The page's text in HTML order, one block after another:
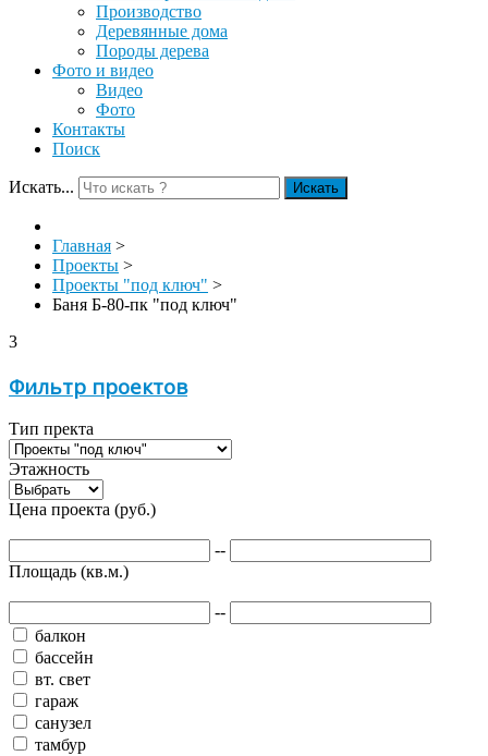
Производство
Деревянные дома
Породы дерева
Фото и видео
Видео
Фото
Контакты
Поиск
Искать... Искать
Главная >
Проекты >
Проекты "под ключ" >
Баня Б-80-пк "под ключ"
3
Фильтр проектов
Тип пректа
Этажность
Цена проекта (руб.)
--
Площадь (кв.м.)
--
балкон
бассейн
вт. свет
гараж
санузел
тамбур